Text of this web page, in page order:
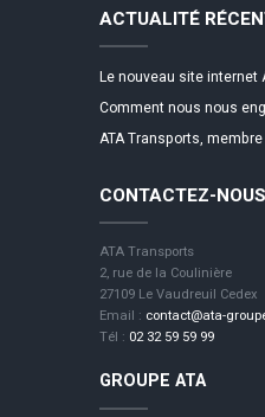
ACTUALITÉ
Le nouveau site internet
Comment nous nous
ATA Transports,
CONTACTEZ-NOUS
ATA Transports
2, rue de la Coulinière
27109 Le Vaudreuil Cedex
Email : contact@ata-
Tél : 02 32 59 59 99
GROUPE ATA